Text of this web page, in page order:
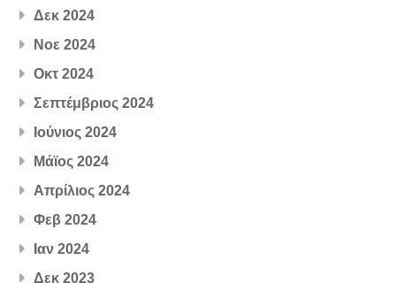
Δεκ 2024
Νοε 2024
Οκτ 2024
Σεπτέμβριος 2024
Ιούνιος 2024
Μάϊος 2024
Απρίλιος 2024
Φεβ 2024
Ιαν 2024
Δεκ 2023